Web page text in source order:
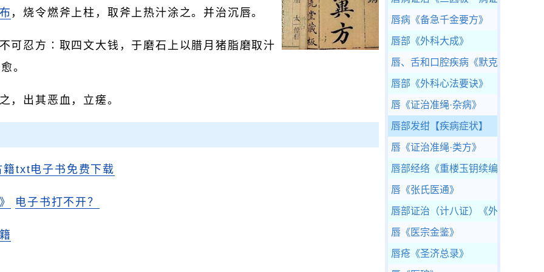
，烧令燃斧上柱，取斧上热汁涂之。并治沉唇。
可忍方∶取四文大钱，于磨石上以腊月猪脂磨取汁
。
，出其恶血，立瘥。
txt电子书免费下载
电子书打不开？
唇病 《备急千金要方》
唇部 《外科大成》
唇、舌和口腔疾病 《默克家庭诊疗
唇部 《外科心法要诀》
唇 《证治准绳·杂病》
唇部发绀 【疾病症状】
唇 《证治准绳·类方》
唇部经络 《重楼玉钥续编》
唇 《张氏医通》
唇部证治（计八证） 《外科证治全
唇 《医宗金鉴》
唇疮 《圣济总录》